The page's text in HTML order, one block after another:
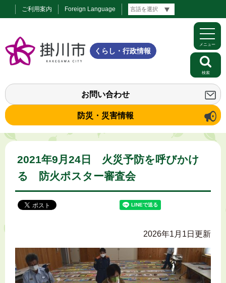
ご利用案内 Foreign Language
くらし・行政情報
お問い合わせ
防災・災害情報
メニュー
検索
2021年9月24日 火災予防を呼びかけ
る 防火ポスター審査会
2026年1月1日更新